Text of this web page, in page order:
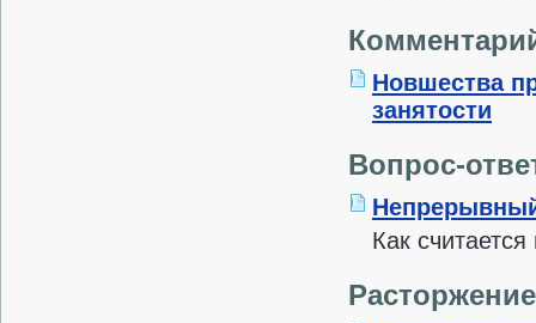
Новшества
занятости
Вопрос-
Как